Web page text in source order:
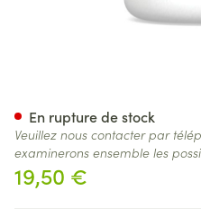
19,50 €
En rupture de stock
Veuillez nous contacter par
examinerons ensemble les